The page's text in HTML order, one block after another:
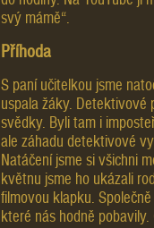
svý mámě“.
Příhoda
S paní učitelkou jsme
uspala žáky. Detektivové
svědky. Byli tam i
ale záhadu detektivové
Natáčení jsme si všichni
květnu jsme ho ukázali
filmovou klapku.
které nás hodně